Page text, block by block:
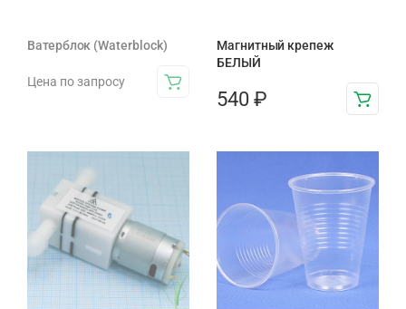
Ватерблок (Waterblock)
Цена по запросу
Магнитный крепеж
БЕЛЫЙ
540 ₽